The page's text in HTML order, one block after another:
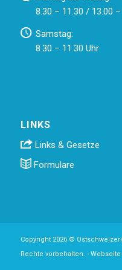
8.30 – 11.30 / 13.00
Samstag:
8.30 – 11.30 Uhr
LINKS
Links & Gesetze
Formulare
Copyright 2026 ©
Rechte vorbehalten. -